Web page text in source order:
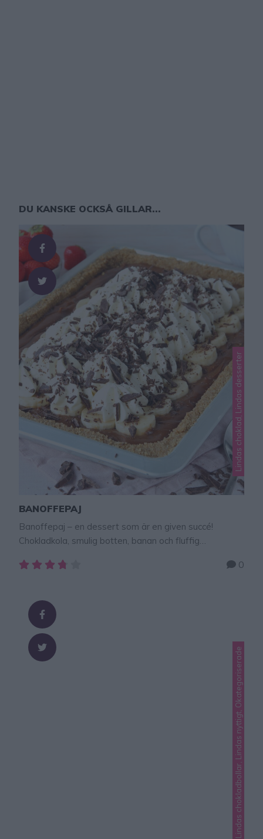
DU KANSKE OCKSÅ GILLAR...
Lindas choklad, Lindas desserter
BANOFFEPAJ
Banoffepaj – en dessert som är en given succé!
Chokladkola, smulig botten, banan och fluffig
Banoffepaj 14–16 portioner Botten1 paket
bananer5 dl vispgrädde Garnering25 g mörk eller ljus
choklad eller 1 Daim, hackad GÖR …
0
Lindas chokladbollar, Lindas nyttigt, Okategoriserade